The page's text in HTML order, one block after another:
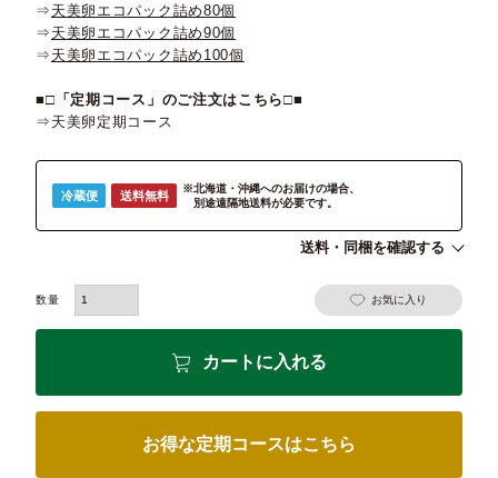
⇒ 天美卵エコパック詰め80個
⇒ 天美卵エコパック詰め90個
⇒ 天美卵エコパック詰め100個
■□ 「定期コース」のご注文はこちら□■
⇒ 天美卵定期コース
冷蔵便 送料無料
※北海道・沖縄へのお届けの場合、
別途遠隔地送料が必要です。
送料・同梱を確認する
お気に入り
カートに入れる
お得な定期コースはこちら